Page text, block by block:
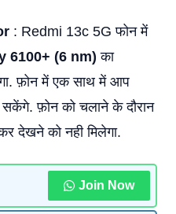
: Redmi 13c 5G फोन में
6100+ (6 nm) का
फ़ोन में एक साथ में आप
फ़ोन को चलाने के दौरान
देखने को नही मिलेगा.
Join Now